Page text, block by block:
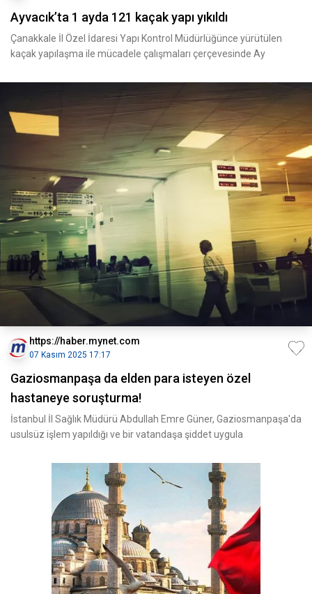
Ayvacık’ta 1 ayda 121 kaçak yapı yıkıldı
Çanakkale İl Özel İdaresi Yapı Kontrol Müdürlüğünce yürütülen
kaçak yapılaşma ile mücadele çalışmaları çerçevesinde Ay
https://haber.mynet.com
07 Kasım 2025 17:17
Gaziosmanpaşa da elden para isteyen özel
hastaneye soruşturma!
İstanbul İl Sağlık Müdürü Abdullah Emre Güner, Gaziosmanpaşa'da
usulsüz işlem yapıldığı ve bir vatandaşa şiddet uygula